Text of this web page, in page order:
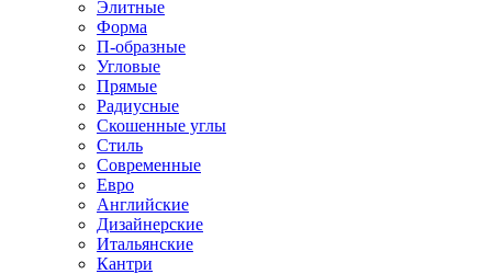
Элитные
Форма
П-образные
Угловые
Прямые
Радиусные
Скошенные углы
Стиль
Современные
Евро
Английские
Дизайнерские
Итальянские
Кантри